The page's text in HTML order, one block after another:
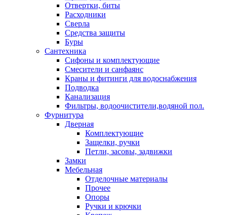
Отвертки, биты
Расходники
Сверла
Средства защиты
Буры
Сантехника
Сифоны и комплектующие
Смесители и санфаянс
Краны и фитинги для водоснабжения
Подводка
Канализация
Фильтры, водоочистители,водяной пол.
Фурнитура
Дверная
Комплектующие
Защелки, ручки
Петли, засовы, задвижки
Замки
Мебельная
Отделочные материалы
Прочее
Опоры
Ручки и крючки